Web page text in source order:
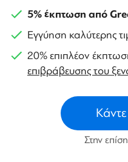
5% έκπτωση από
Εγγύηση καλύτερης
20% επιπλέον
επιβράβευσης του
Στην